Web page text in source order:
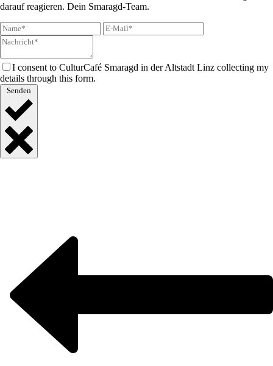
darauf reagieren. Dein Smaragd-Team.
I consent to CulturCafé Smaragd in der Altstadt Linz collecting my
details through this form.
Senden